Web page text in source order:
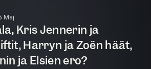
Maj
Kris Jennerin ja
Harryn ja Zoën häät,
ja Elsien ero?